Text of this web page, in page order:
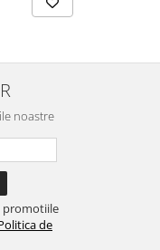
noastre
promotiile
de